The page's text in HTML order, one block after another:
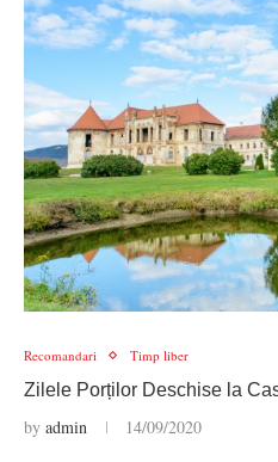
Recomandari Timp liber
Zilele Porților Deschise la
by admin 14/09/2020